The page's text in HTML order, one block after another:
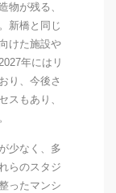
物が残る、
新橋と同じ
けた施設や
年にはリ
り、今後さ
スもあり、
少なく、多
らのスタジ
ったマンシ